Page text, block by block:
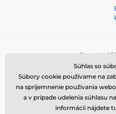
Súhlas so
Súbory cookie používame na
na spríjemnenie používania
a v prípade udelenia súhlasu
informácií nájdete